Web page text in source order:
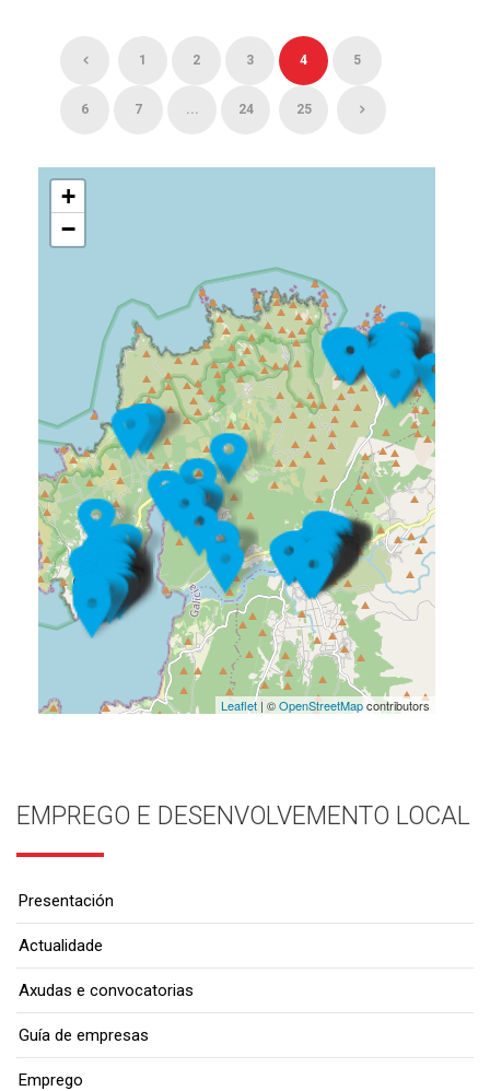
1 2 3 4 5
6 7 ... 24 25
+
−
Leaflet| ©OpenStreetMapcontributors
EMPREGO E DESENVOLVEMENTO LOCAL
Presentación
Actualidade
Axudas e convocatorias
Guía de empresas
Emprego